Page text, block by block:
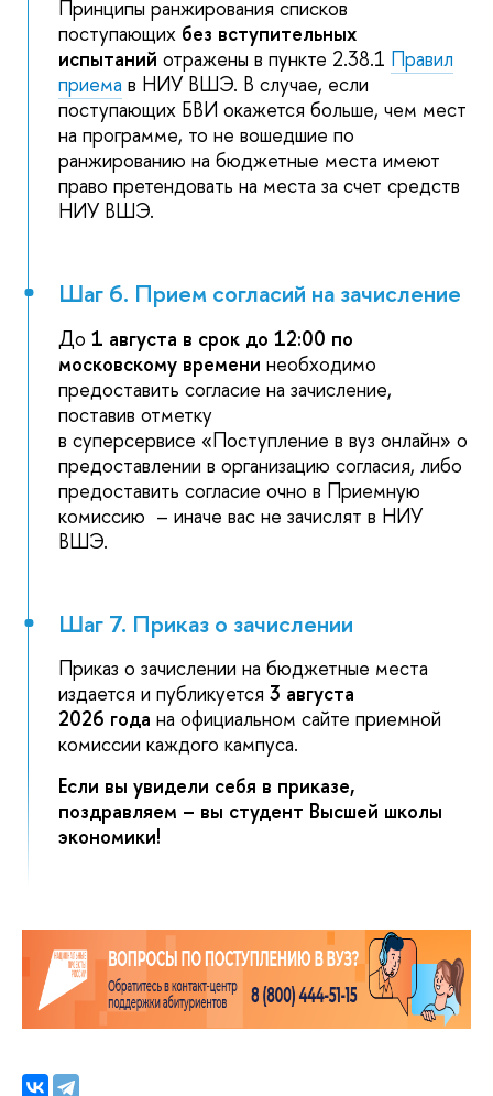
Принципы ранжирования списков
поступающих без вступительных
испытаний отражены в пункте 2.38.1 Правил
приема в НИУ ВШЭ. В случае, если
поступающих БВИ окажется больше, чем мест
на программе, то не вошедшие по
ранжированию на бюджетные места имеют
право претендовать на места за счет средств
НИУ ВШЭ.
Шаг 6. Прием согласий на зачисление
До 1 августа в срок до 12:00 по
московскому времени необходимо
предоставить согласие на зачисление,
поставив отметку
в суперсервисе «Поступление в вуз онлайн» о
предоставлении в организацию согласия, либо
предоставить согласие очно в Приемную
комиссию – иначе вас не зачислят в НИУ
ВШЭ.
Шаг 7. Приказ о зачислении
Приказ о зачислении на бюджетные места
издается и публикуется3 августа
2026 годана официальном сайте приемной
комиссии каждого кампуса.
Если вы увидели себя в приказе,
поздравляем – вы студент Высшей школы
экономики!